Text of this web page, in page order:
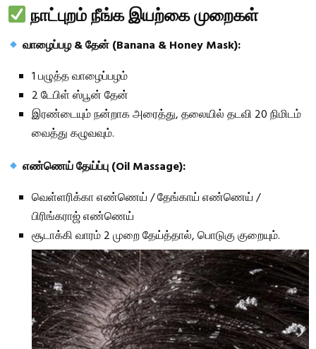
நாட்புறம் நீங்க இயற்கை முறைகள்
வாழைப்பழ & தேன் (Banana & Honey Mask):
1 பழுத்த வாழைப்பழம்
2 டேபிள் ஸ்பூன் தேன்
இரண்டையும் நன்றாக அரைத்து, தலையில் தடவி 20 நிமிடம்
வைத்து கழுவவும்.
எண்ணெய் தேய்ப்பு (Oil Massage):
வெள்ளரிக்கா எண்ணெய் / தேங்காய் எண்ணெய் /
பிரிங்கராஜ் எண்ணெய்
சூடாக்கி வாரம் 2 முறை தேய்த்தால், பொடுகு குறையும்.